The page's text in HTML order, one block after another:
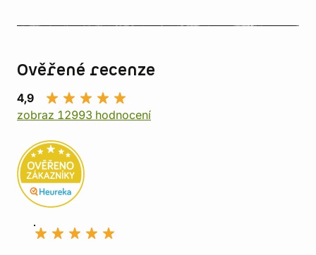
Ověřené recenze
4,9
zobraz 12993 hodnocení